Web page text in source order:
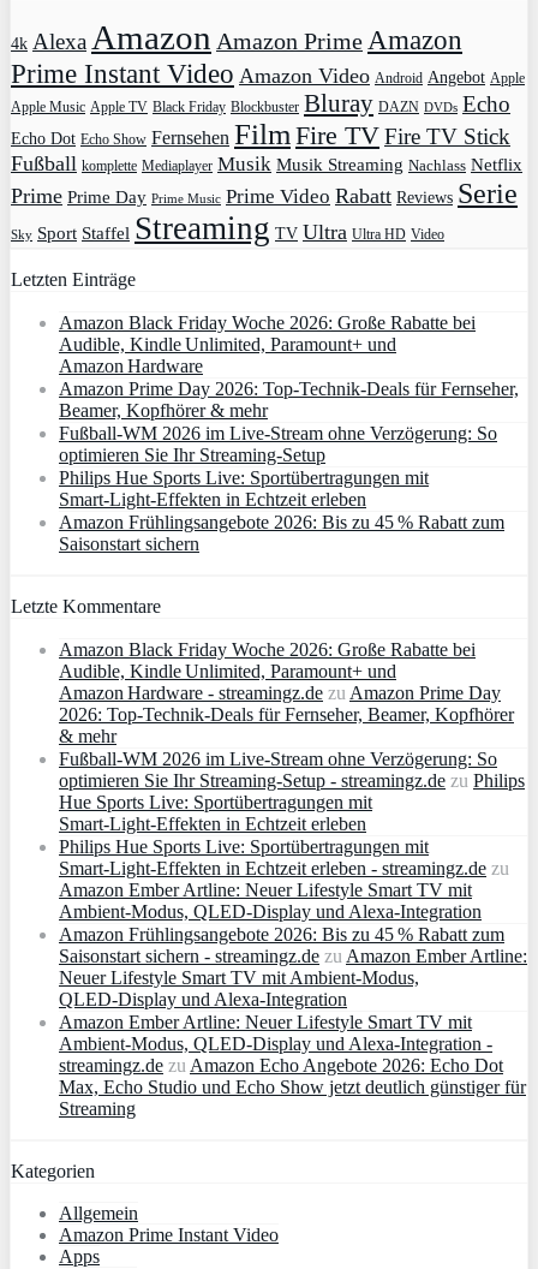
4k AlexaAmazon Amazon PrimeAmazon
Prime Instant Video Amazon Video Android Angebot Apple
Apple Music Apple TV Black Friday Blockbuster Bluray DAZN DVDs Echo
Echo Dot Echo Show Fernsehen FilmFire TVFire TV Stick
Fußball komplette Mediaplayer Musik Musik Streaming Nachlass Netflix
Prime Prime Day Prime Music Prime Video Rabatt Reviews Serie
Sky Sport Staffel Streaming TV Ultra Ultra HD Video
Letzten Einträge
Amazon Black Friday Woche 2026: Große Rabatte bei
Audible, Kindle Unlimited, Paramount+ und
Amazon Hardware
Amazon Prime Day 2026: Top-Technik-Deals für Fernseher,
Beamer, Kopfhörer & mehr
Fußball-WM 2026 im Live-Stream ohne Verzögerung: So
optimieren Sie Ihr Streaming-Setup
Philips Hue Sports Live: Sportübertragungen mit
Smart‑Light‑Effekten in Echtzeit erleben
Amazon Frühlingsangebote 2026: Bis zu 45 % Rabatt zum
Saisonstart sichern
Letzte Kommentare
Amazon Black Friday Woche 2026: Große Rabatte bei
Audible, Kindle Unlimited, Paramount+ und
Amazon Hardware - streamingz.de zuAmazon Prime Day
2026: Top-Technik-Deals für Fernseher, Beamer, Kopfhörer
& mehr
Fußball-WM 2026 im Live-Stream ohne Verzögerung: So
optimieren Sie Ihr Streaming-Setup - streamingz.de zu Philips
Hue Sports Live: Sportübertragungen mit
Smart‑Light‑Effekten in Echtzeit erleben
Philips Hue Sports Live: Sportübertragungen mit
Smart‑Light‑Effekten in Echtzeit erleben - streamingz.de zu
Amazon Ember Artline: Neuer Lifestyle Smart TV mit
Ambient‑Modus, QLED‑Display und Alexa‑Integration
Amazon Frühlingsangebote 2026: Bis zu 45 % Rabatt zum
Saisonstart sichern - streamingz.de zuAmazon Ember Artline:
Neuer Lifestyle Smart TV mit Ambient‑Modus,
QLED‑Display und Alexa‑Integration
Amazon Ember Artline: Neuer Lifestyle Smart TV mit
Ambient‑Modus, QLED‑Display und Alexa‑Integration -
streamingz.de zuAmazon Echo Angebote 2026: Echo Dot
Max, Echo Studio und Echo Show jetzt deutlich günstiger für
Streaming
Kategorien
Allgemein
Amazon Prime Instant Video
Apps